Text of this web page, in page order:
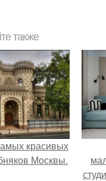
также
красивых
Москвы.